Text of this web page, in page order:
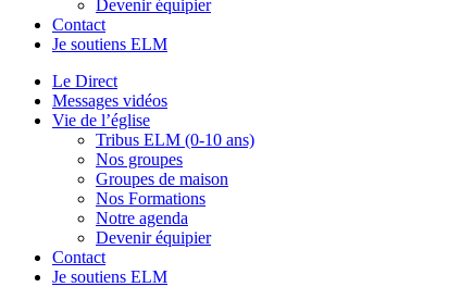
Devenir équipier
Contact
Je soutiens ELM
Le Direct
Messages vidéos
Vie de l’église
Tribus ELM (0-10 ans)
Nos groupes
Groupes de maison
Nos Formations
Notre agenda
Devenir équipier
Contact
Je soutiens ELM